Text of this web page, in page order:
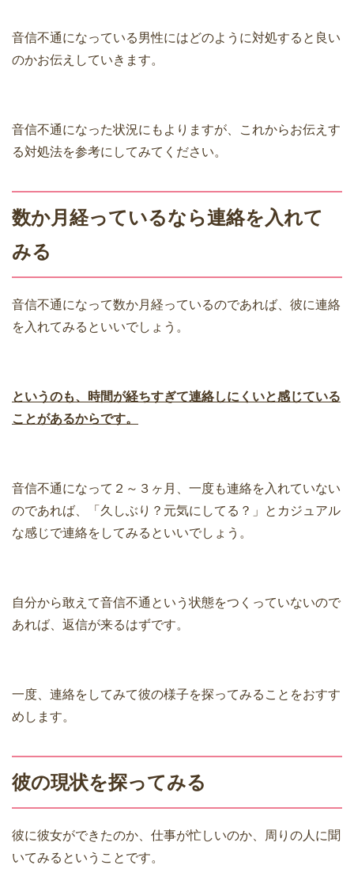
音信不通になっている男性にはどのように対処すると良い
のかお伝えしていきます。
音信不通になった状況にもよりますが、これからお伝えす
る対処法を参考にしてみてください。
数か月経っているなら連絡を入れて
みる
音信不通になって数か月経っているのであれば、彼に連絡
を入れてみるといいでしょう。
というのも、時間が経ちすぎて連絡しにくいと感じている
ことがあるからです。
音信不通になって２～３ヶ月、一度も連絡を入れていない
のであれば、「久しぶり？元気にしてる？」とカジュアル
な感じで連絡をしてみるといいでしょう。
自分から敢えて音信不通という状態をつくっていないので
あれば、返信が来るはずです。
一度、連絡をしてみて彼の様子を探ってみることをおすす
めします。
彼の現状を探ってみる
彼に彼女ができたのか、仕事が忙しいのか、周りの人に聞
いてみるということです。